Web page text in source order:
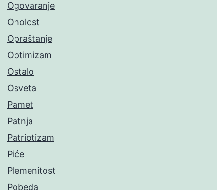
Ogovaranje
Oholost
Opraštanje
Optimizam
Ostalo
Osveta
Pamet
Patnja
Patriotizam
Piće
Plemenitost
Pobeda